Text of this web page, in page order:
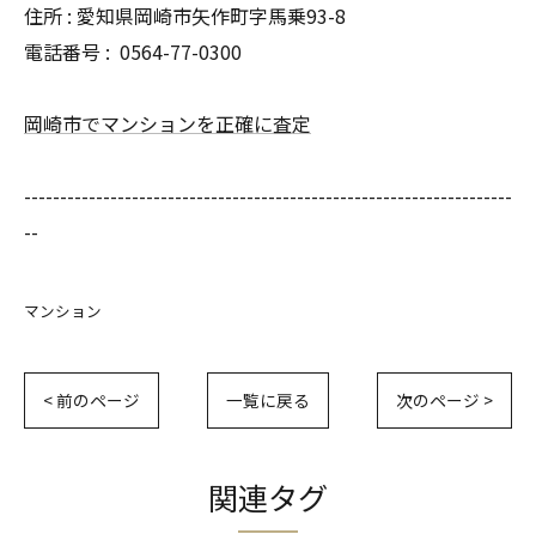
住所 : 愛知県岡崎市矢作町字馬乗93-8
電話番号 : 0564-77-0300
岡崎市でマンションを正確に査定
--------------------------------------------------------------------
--
マンション
< 前のページ 一覧に戻る 次のページ >
関連タグ